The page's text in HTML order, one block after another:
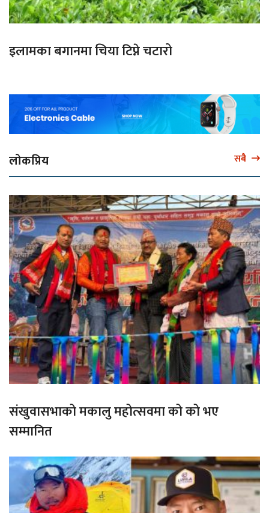
इलामका बगानमा चिया टिप्ने चटारो
लोकप्रिय सबै
संखुवासभाको मकालु महोत्सवमा को को भए
सम्मानित